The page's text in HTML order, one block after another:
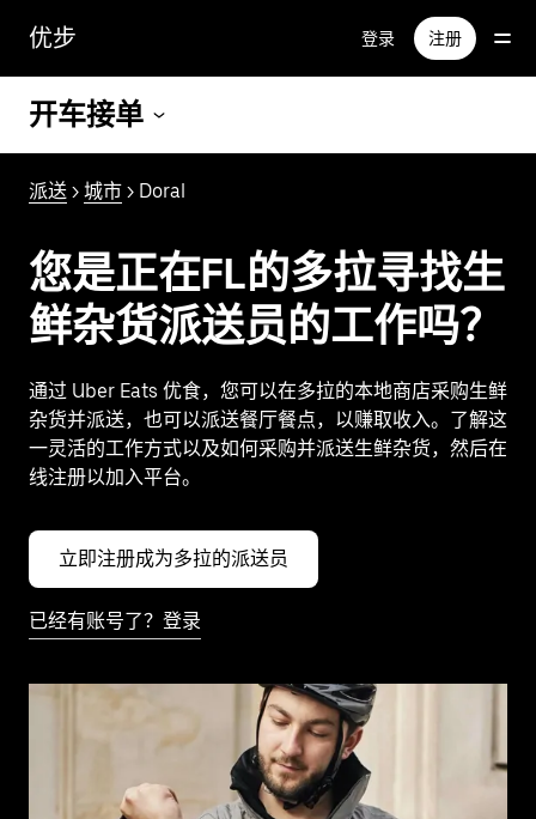
容
优步 登录 注册
开车接单
派送 > 城市 > Doral
您是正在FL的多拉寻找生
鲜杂货派送员的工作吗？
通过 Uber Eats 优食，您可以在多拉的本地商店采购生鲜
杂货并派送，也可以派送餐厅餐点，以赚取收入。了解这
一灵活的工作方式以及如何采购并派送生鲜杂货，然后在
线注册以加入平台。
立即注册成为多拉的派送员
已经有账号了？登录